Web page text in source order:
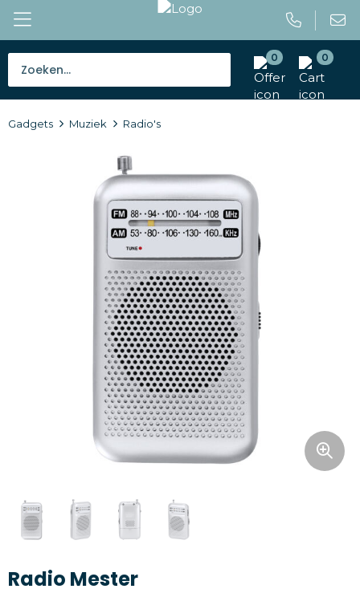
0 0
Tassen
Caps en mutsen
Outdoor en vrije tijd
Gereedschap en veiligheid
Home en living
Health en wellness
Kantoorartikelen
Gadgets
Textiel
Gadgets Muziek Radio's
Radio Mester